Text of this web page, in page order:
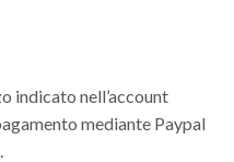
indicato nell’account
mediante Paypal